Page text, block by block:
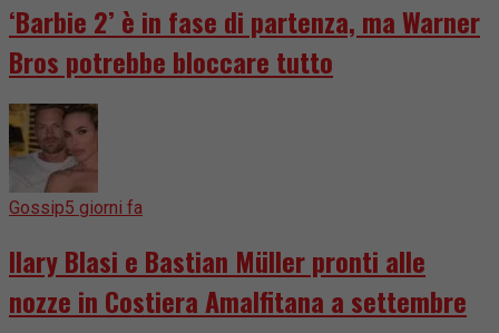
‘Barbie 2’ è in fase di partenza, ma Warner
Bros potrebbe bloccare tutto
Gossip5 giorni fa
Ilary Blasi e Bastian Müller pronti alle
nozze in Costiera Amalfitana a settembre